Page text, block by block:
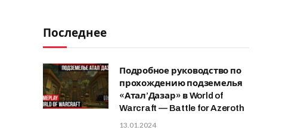
Последнее
Подробное руководство по
прохождению подземелья
«Атал’Дазар» в World of
Warcraft — Battle for Azeroth
13.01.2024